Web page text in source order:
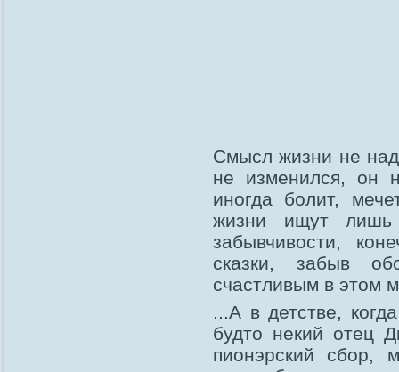
Смысл жизни не
не изменился, он
иногда болит,
жизни ищут лишь
забывчивости,
сказки, забыв
счастливым в этом
...А в детстве,
будто некий отец
пионэрский сбор,